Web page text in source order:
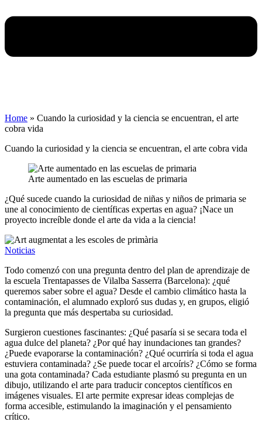
Home » Cuando la curiosidad y la ciencia se encuentran, el arte
cobra vida
Cuando la curiosidad y la ciencia se encuentran, el arte cobra vida
Arte aumentado en las escuelas de primaria
¿Qué sucede cuando la curiosidad de niñas y niños de primaria se
une al conocimiento de científicas expertas en agua? ¡Nace un
proyecto increíble donde el arte da vida a la ciencia!
Noticias
Todo comenzó con una pregunta dentro del plan de aprendizaje de
la escuela Trentapasses de Vilalba Sasserra (Barcelona): ¿qué
queremos saber sobre el agua? Desde el cambio climático hasta la
contaminación, el alumnado exploró sus dudas y, en grupos, eligió
la pregunta que más despertaba su curiosidad.
Surgieron cuestiones fascinantes: ¿Qué pasaría si se secara toda el
agua dulce del planeta? ¿Por qué hay inundaciones tan grandes?
¿Puede evaporarse la contaminación? ¿Qué ocurriría si toda el agua
estuviera contaminada? ¿Se puede tocar el arcoíris? ¿Cómo se forma
una gota contaminada? Cada estudiante plasmó su pregunta en un
dibujo, utilizando el arte para traducir conceptos científicos en
imágenes visuales. El arte permite expresar ideas complejas de
forma accesible, estimulando la imaginación y el pensamiento
crítico.